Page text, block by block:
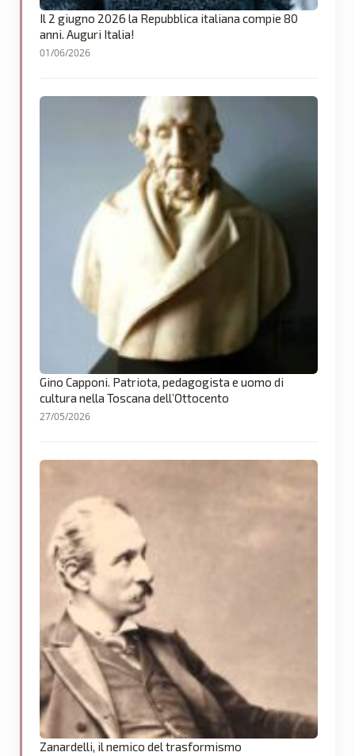
Il 2 giugno 2026 la Repubblica italiana compie 80
anni. Auguri Italia!
01/06/2026
Gino Capponi. Patriota, pedagogista e uomo di
cultura nella Toscana dell’Ottocento
27/05/2026
Zanardelli, il nemico del trasformismo